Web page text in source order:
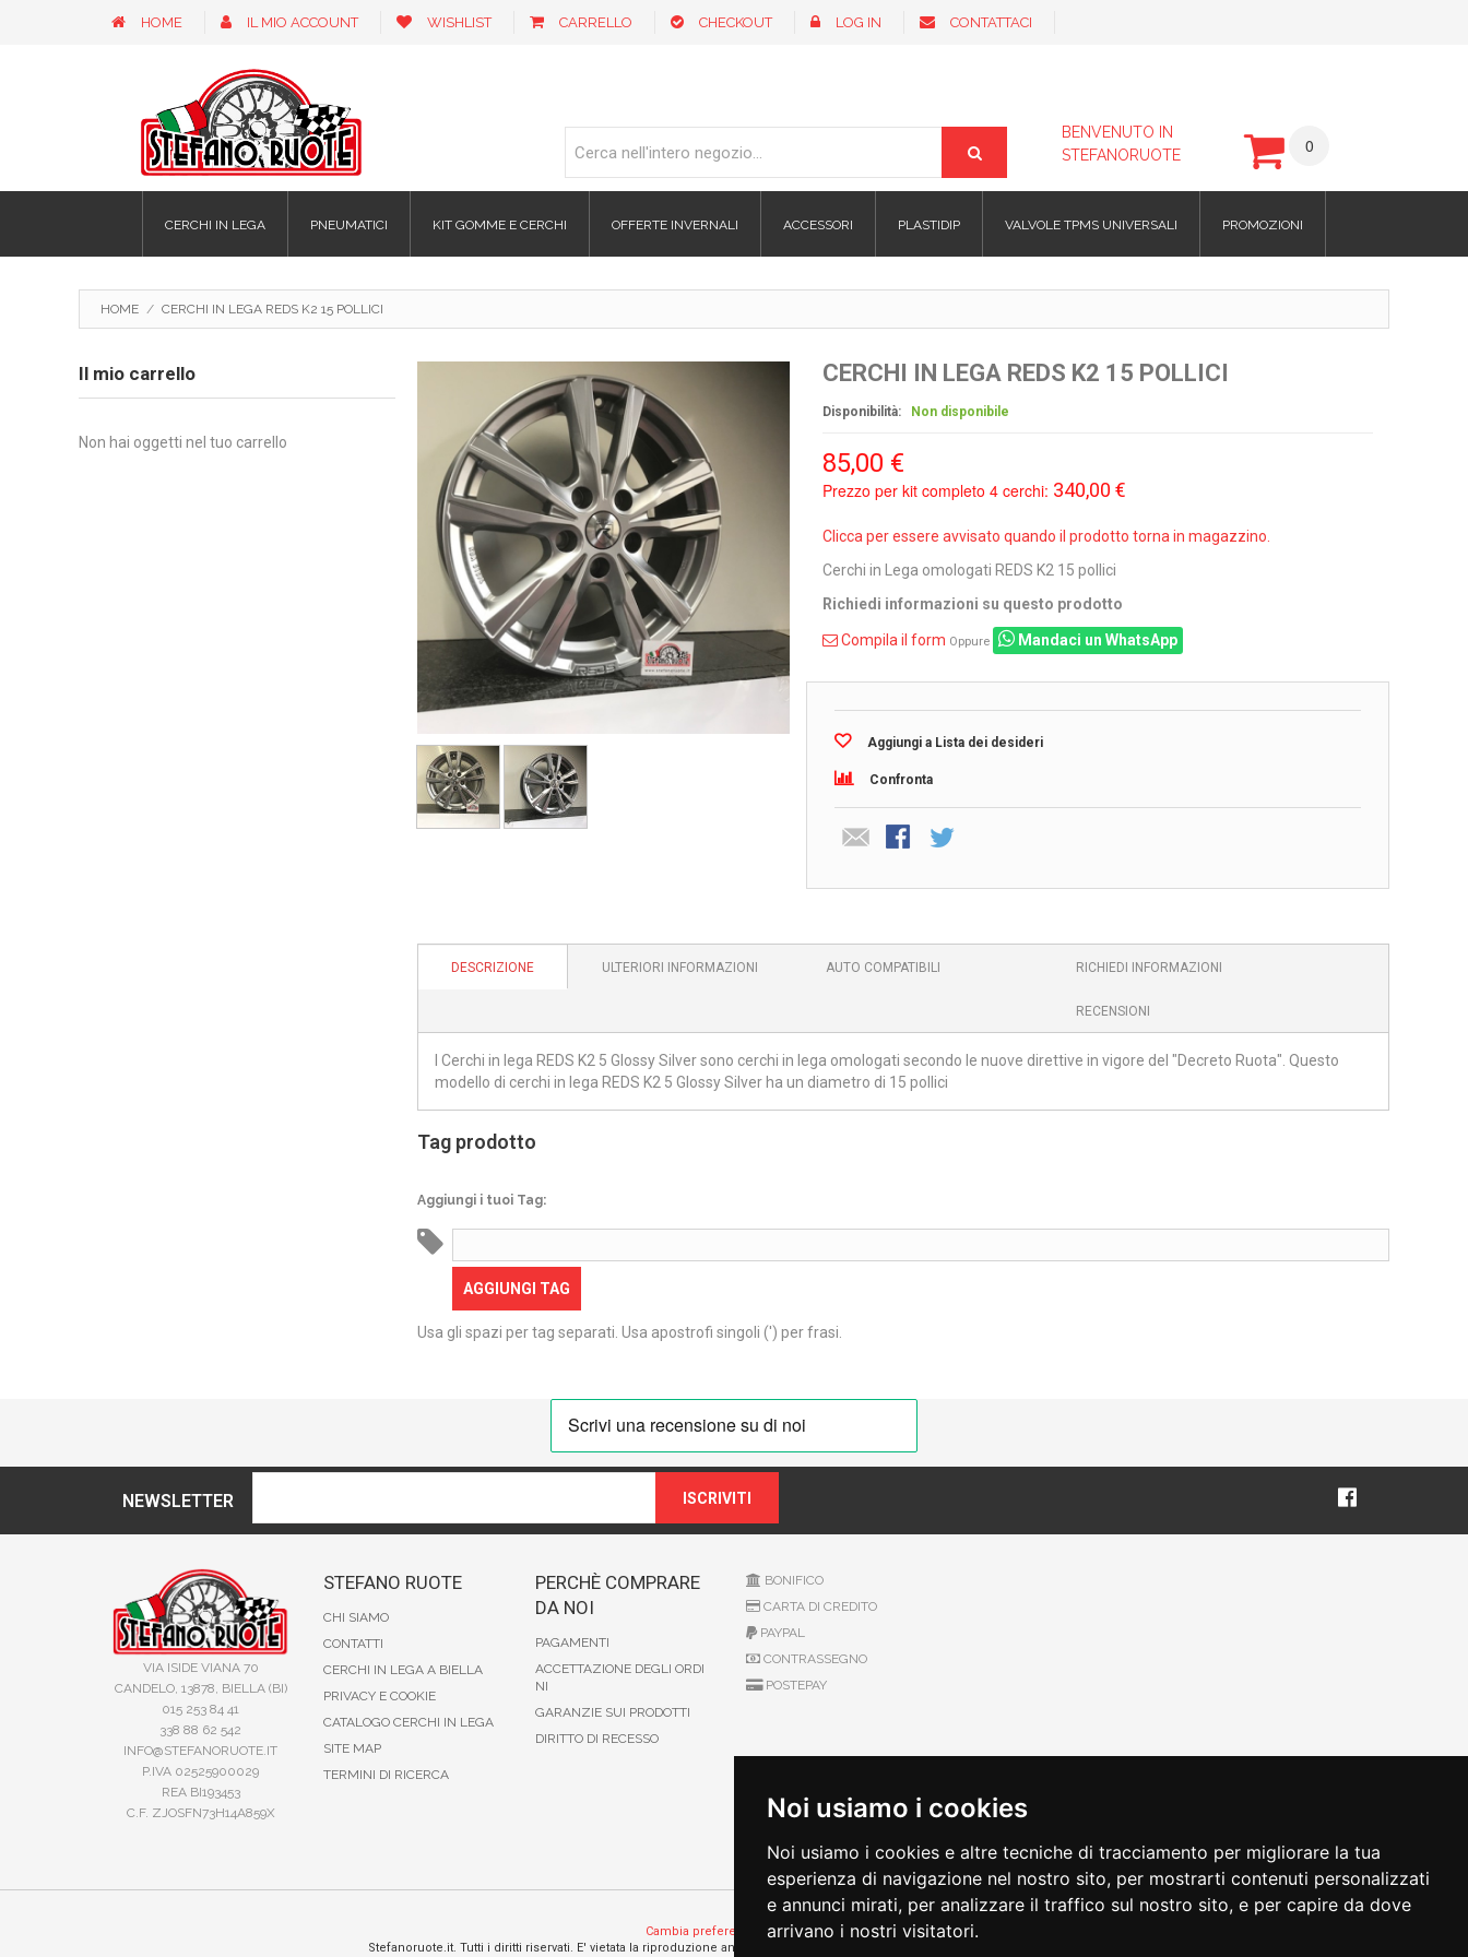
Noi usiamo i cookies
Noi usiamo i cookies e altre tecniche di tracciamento per migliorare la tua
esperienza di navigazione nel nostro sito, per mostrarti contenuti personalizzati
e annunci mirati, per analizzare il traffico sul nostro sito, e per capire da dove
arrivano i nostri visitatori.
HOME IL MIO ACCOUNT WISHLIST CARRELLO CHECKOUT LOG IN CONTATTACI
BENVENUTO IN
STEFANORUOTE
0
CERCHI IN LEGA PNEUMATICI KIT GOMME E CERCHI OFFERTE INVERNALI ACCESSORI PLASTIDIP VALVOLE TPMS UNIVERSALI PROMOZIONI
HOME / CERCHI IN LEGA REDS K2 15 POLLICI
CERCHI IN LEGA REDS K2 15 POLLICI
Disponibilità: Non disponibile
85,00 €
Prezzo per kit completo 4 cerchi: 340,00 €
Clicca per essere avvisato quando il prodotto torna in magazzino.
Cerchi in Lega omologati REDS K2 15 pollici
Richiedi informazioni su questo prodotto
Compila il form Oppure Mandaci un WhatsApp
Aggiungi a Lista dei desideri
Confronta
DESCRIZIONE ULTERIORI INFORMAZIONI AUTO COMPATIBILI RICHIEDI INFORMAZIONI
RECENSIONI
I Cerchi in lega REDS K2 5 Glossy Silver sono cerchi in lega omologati secondo le nuove direttive in vigore del "Decreto Ruota". Questo
modello di cerchi in lega REDS K2 5 Glossy Silver ha un diametro di 15 pollici
Tag prodotto
Aggiungi i tuoi Tag:
AGGIUNGI TAG
Usa gli spazi per tag separati. Usa apostrofi singoli (') per frasi.
Il mio carrello
Non hai oggetti nel tuo carrello
NEWSLETTER ISCRIVITI
VIA ISIDE VIANA 70
CANDELO, 13878, BIELLA (BI)
015 253 84 41
338 88 62 542
INFO@STEFANORUOTE.IT
P.IVA 02525900029
REA BI193453
C.F. ZJOSFN73H14A859X
STEFANO RUOTE
CHI SIAMO
CONTATTI
CERCHI IN LEGA A BIELLA
PRIVACY E COOKIE
CATALOGO CERCHI IN LEGA
SITE MAP
TERMINI DI RICERCA
PERCHÈ COMPRARE
DA NOI
PAGAMENTI
ACCETTAZIONE DEGLI ORDI
NI
GARANZIE SUI PRODOTTI
DIRITTO DI RECESSO
BONIFICO
CARTA DI CREDITO
PAYPAL
CONTRASSEGNO
POSTEPAY
Cambia preferenze sui cookie
Stefanoruote.it. Tutti i diritti riservati. E' vietata la riproduzione anche parziali. Prezzi e promozioni validi salvo errori o omissioni